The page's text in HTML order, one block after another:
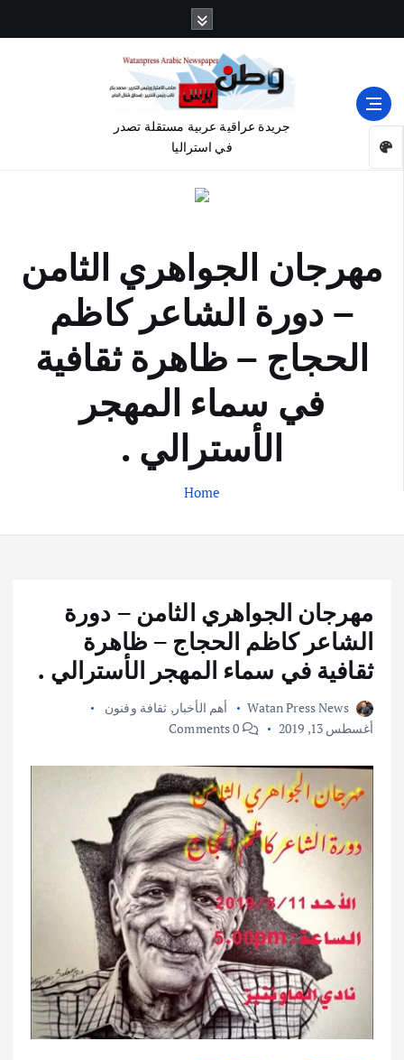
جريدة عراقية عربية مستقلة تصدر
في استراليا
مهرجان الجواهري الثامن
– دورة الشاعر كاظم
الحجاج – ظاهرة ثقافية
في سماء المهجر
الأسترالي .
Home
مهرجان الجواهري الثامن – دورة
الشاعر كاظم الحجاج – ظاهرة
ثقافية في سماء المهجر الأسترالي .
Watan Press News أهم الأخبار, ثقافة وفنون
أغسطس 13, 2019